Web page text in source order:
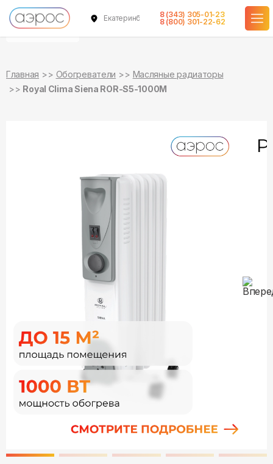
Екатеринбург
8 (343) 305-01-23
8 (800) 301-22-62
Главная Обогреватели
Масляные радиаторы
Royal Clima Siena ROR-S5-1000M
уточняйте
о наличии
уточняйте
о наличии